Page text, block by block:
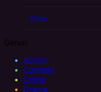
Filme
Genuri
Action
Comedy
Crime
Drama